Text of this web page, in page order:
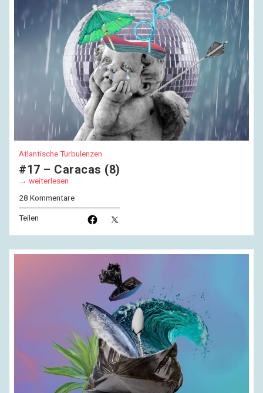
Atlantische Turbulenzen
#17 – Caracas (8)
weiterlesen
28 Kommentare
Teilen